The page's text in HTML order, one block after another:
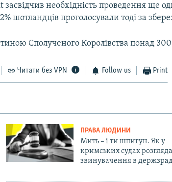
необхідність проведення ще
шотландців проголосували тоді за
Сполученого Королівства понад 300
Читати без VPN Follow us Print
ПРАВА ЛЮДИНИ
Мить – і ти шпигун. Як у
кримських судах
звинувачення в